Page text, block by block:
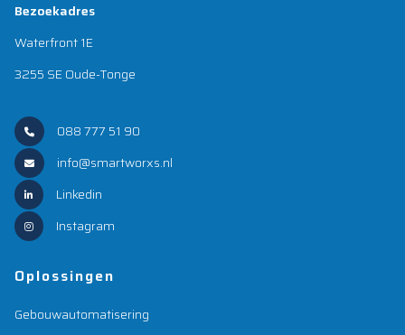
Bezoekadres
Waterfront 1E
3255 SE Oude-Tonge
088 777 51 90
info@smartworxs.nl
Linkedin
Instagram
Oplossingen
Gebouwautomatisering